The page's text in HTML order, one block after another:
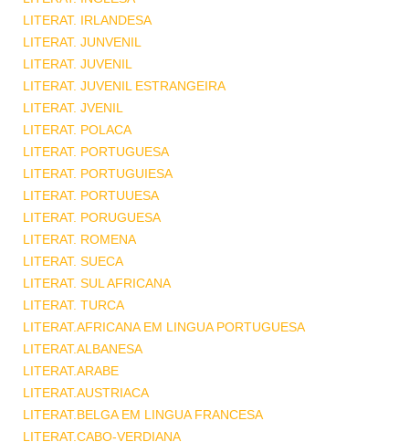
LITERAT. IRLANDESA
LITERAT. JUNVENIL
LITERAT. JUVENIL
LITERAT. JUVENIL ESTRANGEIRA
LITERAT. JVENIL
LITERAT. POLACA
LITERAT. PORTUGUESA
LITERAT. PORTUGUIESA
LITERAT. PORTUUESA
LITERAT. PORUGUESA
LITERAT. ROMENA
LITERAT. SUECA
LITERAT. SUL AFRICANA
LITERAT. TURCA
LITERAT.AFRICANA EM LINGUA PORTUGUESA
LITERAT.ALBANESA
LITERAT.ARABE
LITERAT.AUSTRIACA
LITERAT.BELGA EM LINGUA FRANCESA
LITERAT.CABO-VERDIANA